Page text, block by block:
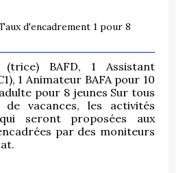
d'encadrement 1 pour 8
BAFD, 1 Assistant
1 Animateur BAFA pour 10
pour 8 jeunes Sur tous
vacances, les activités
seront proposées aux
par des moniteurs